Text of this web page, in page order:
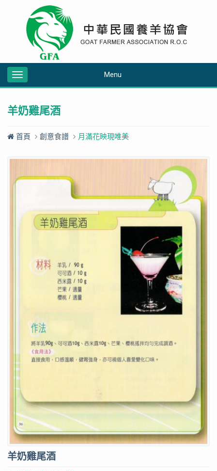
Menu
Toggle
navigation
羊奶雞尾酒
首頁 創意食譜 月滿花映現唯美
羊奶雞尾酒